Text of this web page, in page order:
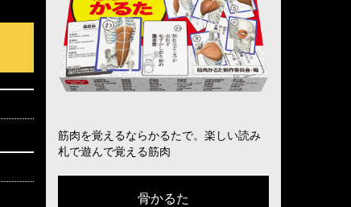
筋肉を覚えるならかるたで。楽しい読み
札で遊んで覚える筋肉
骨かるた